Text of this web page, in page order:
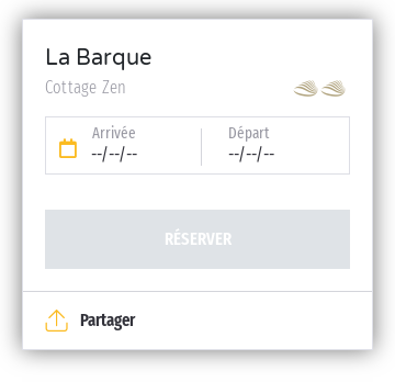
La Barque
Cottage Zen
Arrivée
--/--/--
Départ
--/--/--
RÉSERVER
Partager